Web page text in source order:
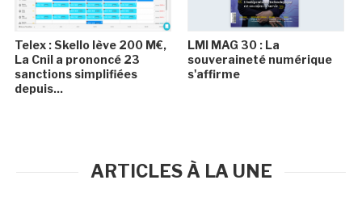
Telex : Skello lève 200 M€,
La Cnil a prononcé 23
sanctions simplifiées
depuis...
LMI MAG 30 : La
souveraineté numérique
s'affirme
ARTICLES À LA UNE